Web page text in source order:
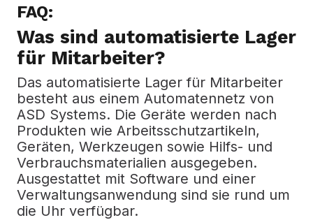
FAQ:
Was sind automatisierte Lager
für Mitarbeiter?
Das automatisierte Lager für Mitarbeiter
besteht aus einem Automatennetz von
ASD Systems. Die Geräte werden nach
Produkten wie Arbeitsschutzartikeln,
Geräten, Werkzeugen sowie Hilfs- und
Verbrauchsmaterialien ausgegeben.
Ausgestattet mit Software und einer
Verwaltungsanwendung sind sie rund um
die Uhr verfügbar.